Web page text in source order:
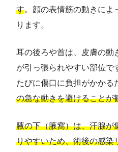
す。顔の表情筋の動きによ
ります。
耳の後ろや首は、皮膚の動
が引っ張られやすい部位で
たびに傷口に負担がかかる
の急な動きを避けることが
腋の下（腋窩）は、汗腺が
りやすいため、術後の感染